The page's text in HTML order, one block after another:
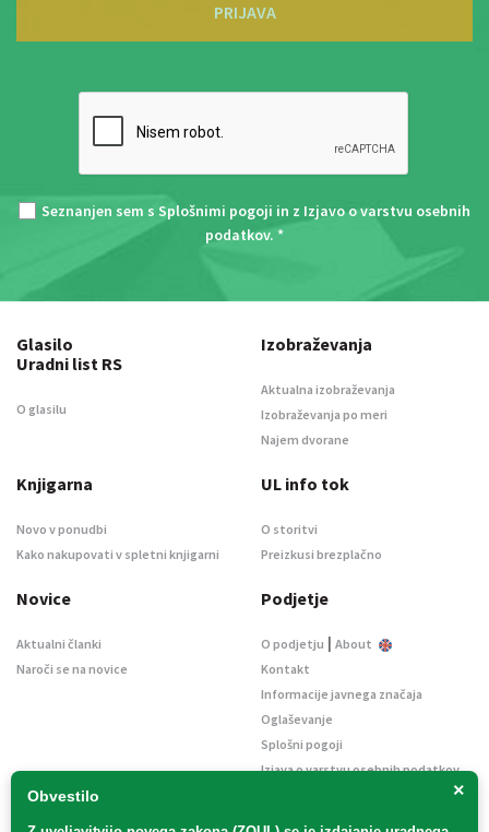
PRIJAVA
Seznanjen sem s Splošnimi pogoji in z Izjavo o varstvu osebnih
podatkov. *
×
Obvestilo
Glasilo
Uradni list RS
O glasilu
Izobraževanja
Aktualna izobraževanja
Izobraževanja po meri
Najem dvorane
Knjigarna
Novo v ponudbi
Kako nakupovati v spletni knjigarni
UL info tok
O storitvi
Preizkusi brezplačno
Novice
Aktualni članki
Naroči se na novice
Podjetje
O podjetju | About
Kontakt
Informacije javnega značaja
Oglaševanje
Splošni pogoji
Izjava o varstvu osebnih podatkov